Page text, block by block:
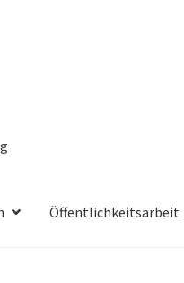
Öffentlichkeitsarbeit